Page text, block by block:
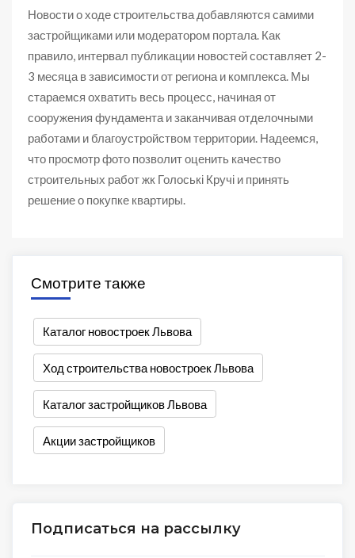
Новости о ходе строительства добавляются самими
застройщиками или модератором портала. Как
правило, интервал публикации новостей составляет 2-
3 месяца в зависимости от региона и комплекса. Мы
стараемся охватить весь процесс, начиная от
сооружения фундамента и заканчивая отделочными
работами и благоустройством территории. Надеемся,
что просмотр фото позволит оценить качество
строительных работ жк Голоські Кручі и принять
решение о покупке квартиры.
Смотрите также
Каталог новостроек Львова
Ход строительства новостроек Львова
Каталог застройщиков Львова
Акции застройщиков
Подписаться на рассылку